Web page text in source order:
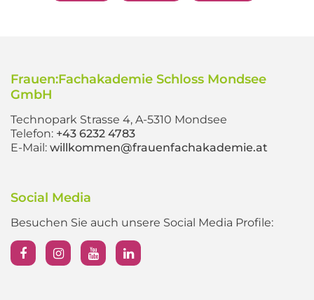
Frauen:Fachakademie Schloss Mondsee
GmbH
Technopark Strasse 4, A-5310 Mondsee
Telefon: +43 6232 4783
E-Mail: willkommen@frauenfachakademie.at
Social Media
Besuchen Sie auch unsere Social Media Profile: